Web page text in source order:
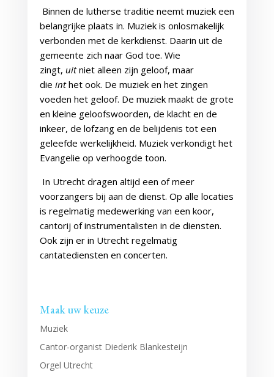
Binnen de lutherse traditie neemt muziek een
belangrijke plaats in. Muziek is onlosmakelijk
verbonden met de kerkdienst. Daarin uit de
gemeente zich naar God toe. Wie
zingt, uitniet alleen zijn geloof, maar
die inthet ook. De muziek en het zingen
voeden het geloof. De muziek maakt de grote
en kleine geloofswoorden, de klacht en de
inkeer, de lofzang en de belijdenis tot een
geleefde werkelijkheid. Muziek verkondigt het
Evangelie op verhoogde toon.
In Utrecht dragen altijd een of meer
voorzangers bij aan de dienst. Op alle locaties
is regelmatig medewerking van een koor,
cantorij of instrumentalisten in de diensten.
Ook zijn er in Utrecht regelmatig
cantatediensten en concerten.
Maak uw keuze
Muziek
Cantor-organist Diederik Blankesteijn
Orgel Utrecht